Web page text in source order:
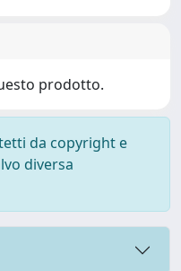
prodotto.
da copyright e
diversa